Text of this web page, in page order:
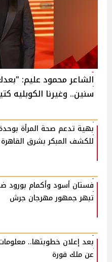
الشاعر محمود عليم:
سنين.. وغيرنا الكوبليه
بهية تدعم صحة المرأة
للكشف المبكر بشرق القاهرة
فستان أسود وأكمام بورود
تبهر جمهور مهرجان جرش
بعد إعلان خطوبتها..
عن ملك قورة